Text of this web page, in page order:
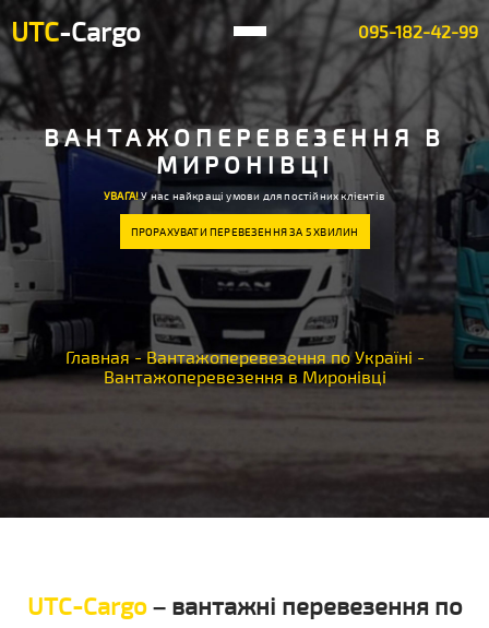
UTC-Cargo 095-182-42-99
ВАНТАЖОПЕРЕВЕЗЕННЯ В
МИРОНІВЦІ
УВАГА!У нас найкращі умови для постійних клієнтів
ПРОРАХУВАТИ ПЕРЕВЕЗЕННЯ ЗА 5 ХВИЛИН
Главная - Вантажоперевезення по Україні -
Вантажоперевезення в Миронівці
UTC-Cargo– вантажні перевезення по